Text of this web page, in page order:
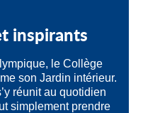
inspirants
le Collège
son Jardin intérieur.
réunit au quotidien
simplement prendre